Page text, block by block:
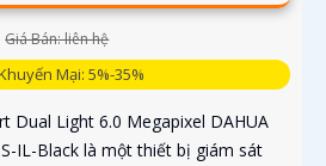
Giá Bán: liên hệ
Mại: 5%-35%
Dual Light 6.0 Megapixel DAHUA
IL-Black là một thiết bị giám sát